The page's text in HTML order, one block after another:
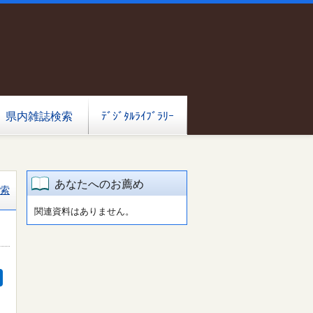
県内雑誌検索 ﾃﾞｼﾞﾀﾙﾗｲﾌﾞﾗﾘｰ
あなたへのお薦め
関連資料はありません。